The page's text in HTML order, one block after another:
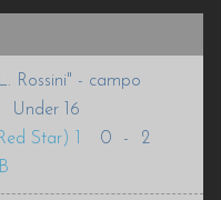
Rossini" - campo
Under 16
Star) 1
0 -
2